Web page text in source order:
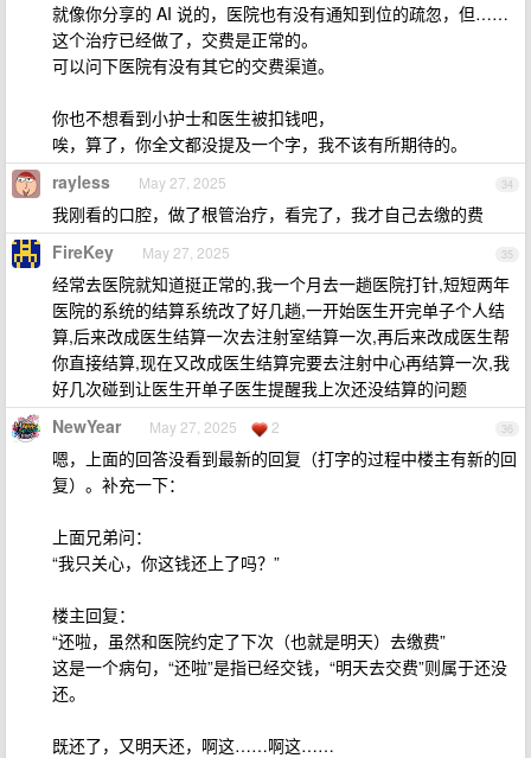
就像你分享的 AI 说的，医院也有没有通知到位的疏忽，但……
这个治疗已经做了，交费是正常的。
可以问下医院有没有其它的交费渠道。
你也不想看到小护士和医生被扣钱吧，
唉，算了，你全文都没提及一个字，我不该有所期待的。
34
rayless May 27, 2025
我刚看的口腔，做了根管治疗，看完了，我才自己去缴的费
35
FireKey May 27, 2025
经常去医院就知道挺正常的,我一个月去一趟医院打针,短短两年
医院的系统的结算系统改了好几趟,一开始医生开完单子个人结
算,后来改成医生结算一次去注射室结算一次,再后来改成医生帮
你直接结算,现在又改成医生结算完要去注射中心再结算一次,我
好几次碰到让医生开单子医生提醒我上次还没结算的问题
36
NewYear May 27, 2025 2
嗯，上面的回答没看到最新的回复（打字的过程中楼主有新的回
复）。补充一下：
上面兄弟问：
“我只关心，你这钱还上了吗？”
楼主回复：
“还啦，虽然和医院约定了下次（也就是明天）去缴费”
这是一个病句，“还啦”是指已经交钱，“明天去交费”则属于还没
还。
既还了，又明天还，啊这……啊这……